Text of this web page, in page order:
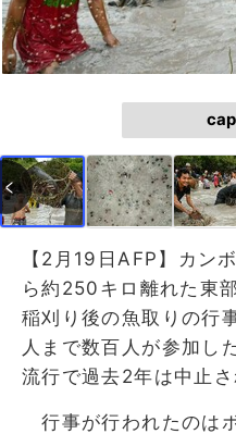
【2月19日AFP】カン
ら約250キロ離れた東
稲刈り後の魚取りの行
人まで数百人が参加し
流行で過去2年は中止さ
行事が行われたのは